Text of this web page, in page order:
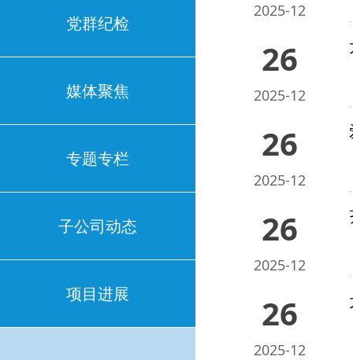
党群纪检
媒体聚焦
专题专栏
子公司动态
项目进展
2025-12
26
2025-12
26
2025-12
26
2025-12
26
2025-12